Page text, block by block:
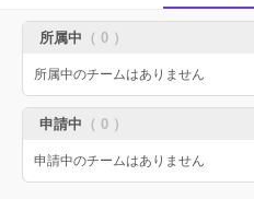
所属中 （ 0 ）
所属中のチームはありません
申請中 （ 0 ）
申請中のチームはありません